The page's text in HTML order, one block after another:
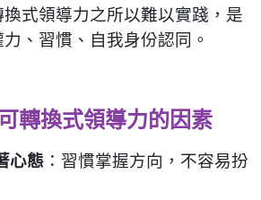
式領導力之所以難以實踐，是
、習慣、自我身份認同。
轉換式領導力的因素
心態 ：習慣掌握方向，不容易扮